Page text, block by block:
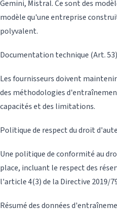
Gemini, Mistral. Ce sont des
modèle qu'une entreprise
polyvalent.
Documentation technique (Art. 53)
Les fournisseurs doivent
des méthodologies
capacités et des limitations.
Politique de respect du droit
Une politique de conformité au
place, incluant le respect des
l'article 4(3) de la Directive 2019/
Résumé des données